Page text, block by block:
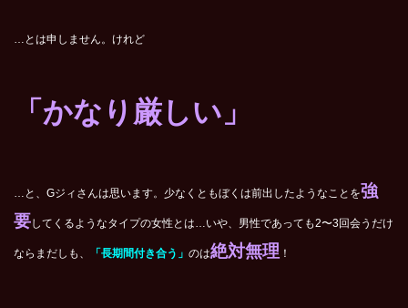
…とは申しません。けれど
「かなり厳しい」
…と、Gジィさんは思います。少なくともぼくは前出したようなことを強
要してくるようなタイプの女性とは…いや、男性であっても2〜3回会うだけ
ならまだしも、 「長期間付き合う」 のは絶対無理 ！